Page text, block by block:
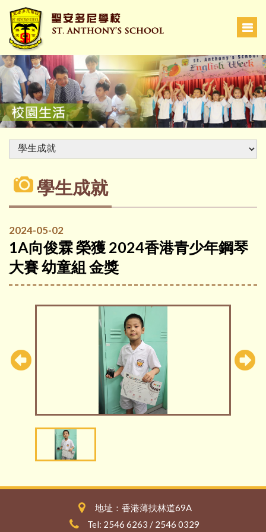
學生成就
2024-05-02
1A向俊霖 榮獲 2024香港青少年鋼琴
大賽 幼童組 金獎
地址：香港薄扶林道69A
Tel: 2546 6263 / 2546 0329